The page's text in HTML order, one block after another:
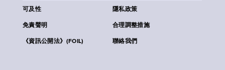
可及性 隱私政策
免責聲明 合理調整措施
《資訊公開法》(FOIL) 聯絡我們